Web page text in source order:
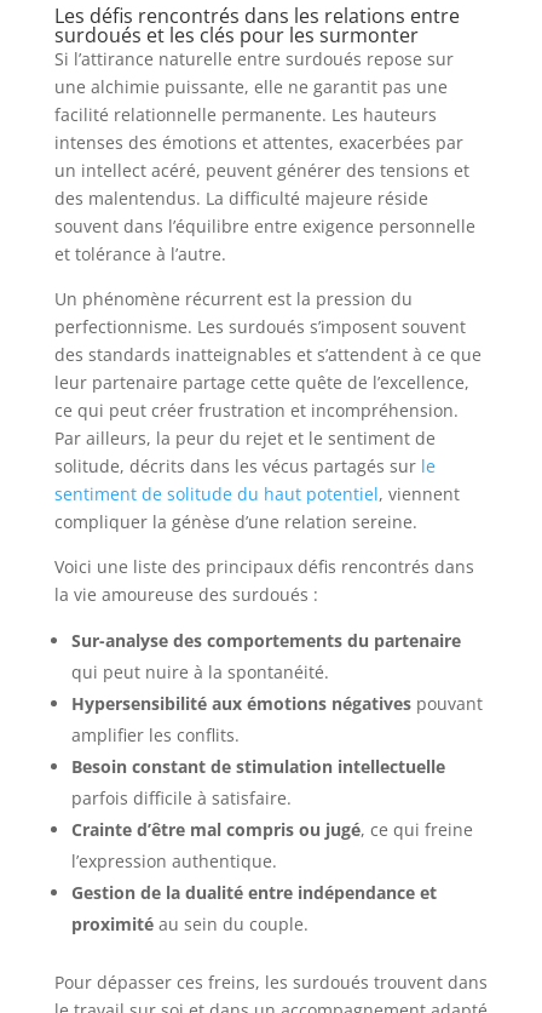
Les défis rencontrés dans les relations entre
surdoués et les clés pour les surmonter
Si l’attirance naturelle entre surdoués repose sur
une alchimie puissante, elle ne garantit pas une
facilité relationnelle permanente. Les hauteurs
intenses des émotions et attentes, exacerbées par
un intellect acéré, peuvent générer des tensions et
des malentendus. La difficulté majeure réside
souvent dans l’équilibre entre exigence personnelle
et tolérance à l’autre.
Un phénomène récurrent est la pression du
perfectionnisme. Les surdoués s’imposent souvent
des standards inatteignables et s’attendent à ce que
leur partenaire partage cette quête de l’excellence,
ce qui peut créer frustration et incompréhension.
Par ailleurs, la peur du rejet et le sentiment de
solitude, décrits dans les vécus partagés sur le
sentiment de solitude du haut potentiel, viennent
compliquer la génèse d’une relation sereine.
Voici une liste des principaux défis rencontrés dans
la vie amoureuse des surdoués :
Sur-analyse des comportements du partenaire
qui peut nuire à la spontanéité.
Hypersensibilité aux émotions négativespouvant
amplifier les conflits.
Besoin constant de stimulation intellectuelle
parfois difficile à satisfaire.
Crainte d’être mal compris ou jugé, ce qui freine
l’expression authentique.
Gestion de la dualité entre indépendance et
proximitéau sein du couple.
Pour dépasser ces freins, les surdoués trouvent dans